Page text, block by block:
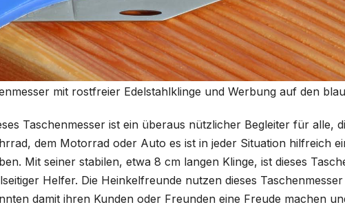
mit rostfreier Edelstahlklinge und Werbung auf den
Taschenmesser ist ein überaus nützlicher Begleiter für alle,
dem Motorrad oder Auto es ist in jeder Situation hilfreich
Mit seiner stabilen, etwa 8 cm langen Klinge, ist dieses
Helfer. Die Heinkelfreunde nutzen dieses
damit ihren Kunden oder Freunden eine Freude machen